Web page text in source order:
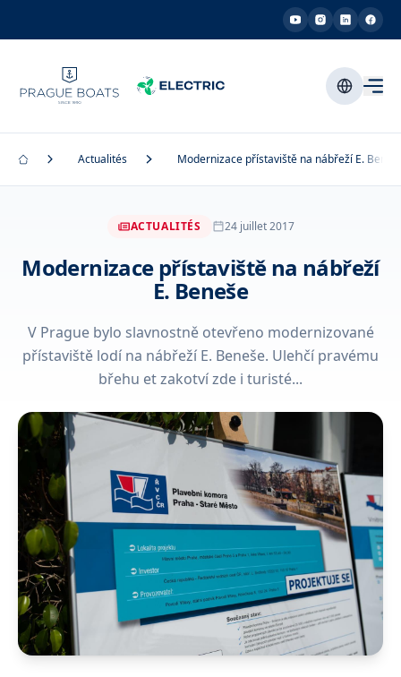
Actualités Modernizace přístaviště na nábřeží E.
ACTUALITÉS 24 juillet 2017
Modernizace přístaviště na nábřeží
E. Beneše
V Prague bylo slavnostně otevřeno modernizované
přístaviště lodí na nábřeží E. Beneše. Ulehčí pravému
břehu et zakotví zde i turisté...